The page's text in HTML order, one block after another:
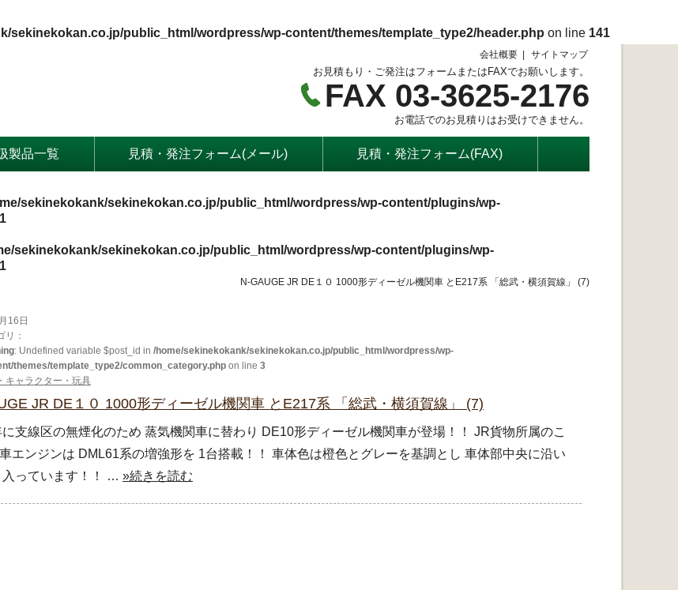
sekinekokan.co.jp/public_html/wordpress/wp-content/themes/template_type2/header.php on line 141
会社概要 サイトマップ
お見積もり・ご発注はフォームまたはFAXでお願いします。
FAX 03-3625-2176
お電話でのお見積りはお受けできません。
製品一覧 見積・発注フォーム(メール) 見積・発注フォーム(FAX)
sekinekokank/sekinekokan.co.jp/public_html/wordpress/wp-content/plugins/wp-
sekinekokank/sekinekokan.co.jp/public_html/wordpress/wp-content/plugins/wp-
N-GAUGE JR DE１０ 1000形ディーゼル機関車 とE217系 「総武・横須賀線」 (7)
16日
リ：
: Undefined variable $post_id in /home/sekinekokank/sekinekokan.co.jp/public_html/wordpress/wp-
themes/template_type2/common_category.php on line 3
キャラクター・玩具
JR DE１０ 1000形ディーゼル機関車 とE217系 「総武・横須賀線」 (7)
支線区の無煙化のため 蒸気機関車に替わり DE10形ディーゼル機関車が登場！！ JR貨物所属のこ
エンジンは DML61系の増強形を 1台搭載！！ 車体色は橙色とグレーを基調とし 車体部中央に沿い
入っています！！ … »続きを読む